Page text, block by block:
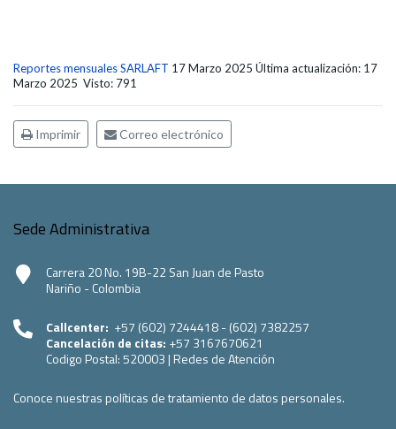
Reportes mensuales SARLAFT 17 Marzo 2025 Última actualización: 17
Marzo 2025 Visto: 791
Imprimir Correo electrónico
Sede Administrativa
Carrera 20 No. 19B-22 San Juan de Pasto
Nariño - Colombia
Callcenter: +57 (602) 7244418 - (602) 7382257
Cancelación de citas: +57 3167670621
Codigo Postal:520003 | Redes de Atención
Conoce nuestras políticas de tratamiento de datos personales.